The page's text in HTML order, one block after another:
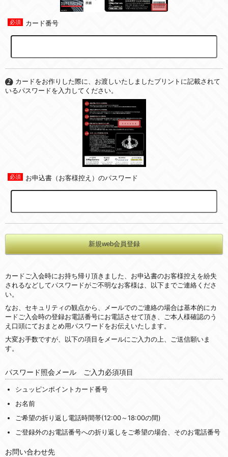
カード番号
カードをお作りした際に、お渡しいたしましたプリントに記載されて
いるパスワードを入力してください。
お申込書（お客様控え）のパスワード
カードご入会時にお持ち帰り頂きました、お申込書のお客様控えを紛失
されるなどしてパスワードがご不明なお客様は、以下までご連絡くださ
い。
なお、セキュリティの観点から、メールでのご連絡の場合は基本的にカ
ードご入会時の登録お電話番号にお電話させて頂き、ご本人様確認のう
え口頭にておまとめ用パスワードをお伝えいたします。
大変お手数ですが、以下の項目をメールにご入力の上、ご送信願いま
す。
パスワード照会メール ご入力必須項目
シュッピンポイントカード番号
お名前
ご希望の折り返し電話時間帯(12:00～18:00の間)
ご登録外のお電話番号への折り返しをご希望の場合、そのお電話番号
お問い合わせ先